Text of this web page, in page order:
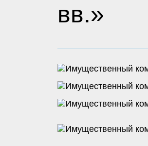
вв.»